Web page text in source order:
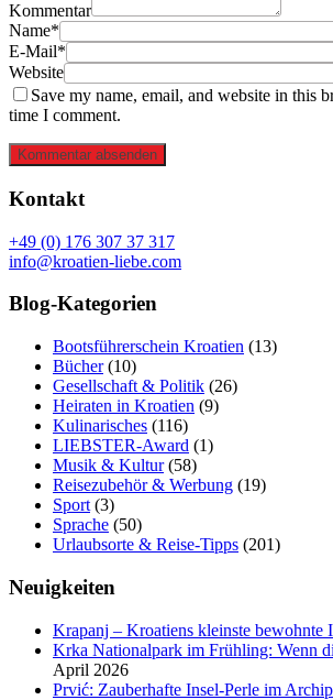
Kommentar
Name*
E-Mail*
Website
Save my name, email, and website in this
time I comment.
Kommentar absenden
Kontakt
+49 (0) 176 307 37 317
info@kroatien-liebe.com
Blog-Kategorien
Bootsführerschein Kroatien (13)
Bücher(10)
Gesellschaft & Politik (26)
Heiraten in Kroatien (9)
Kulinarisches (116)
LIEBSTER-Award (1)
Musik & Kultur(58)
Reisezubehör & Werbung (19)
Sport (3)
Sprache (50)
Urlaubsorte & Reise-Tipps (201)
Neuigkeiten
Krapanj – Kroatiens kleinste bewohnte
Krka Nationalpark im Frühling: Wenn
April 2026
Prvić: Zauberhafte Insel-Perle im